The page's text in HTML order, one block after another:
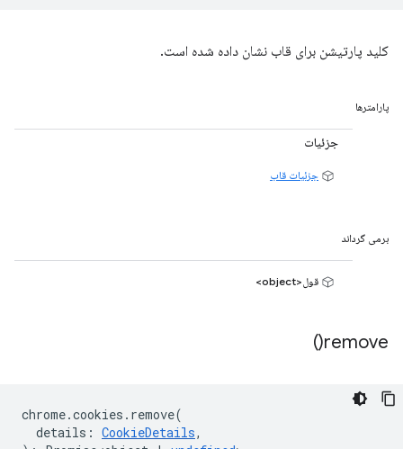
کلید پارتیشن برای قاب نشان داده شده است.
پارامترها
جزئیات
جزئیات قاب
برمی گرداند
قول<object>
remove(
)
chrome.cookies . remove(
details : CookieDetails,